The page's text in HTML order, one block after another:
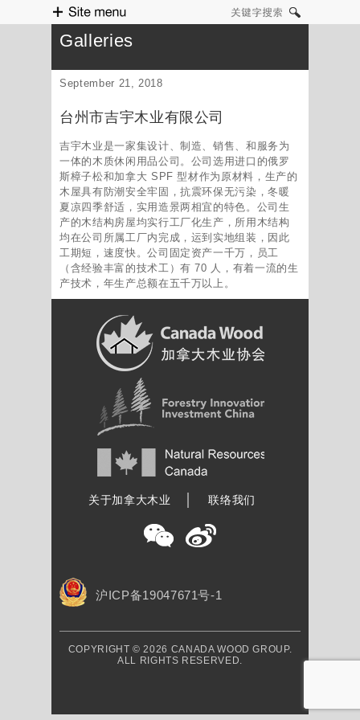
Galleries
September 21, 2018
台州市吉宇木业有限公司
吉宇木业是一家集设计、制造、销售、和服务为
一体的木质休闲用品公司。公司选用进口的俄罗
斯樟子松和加拿大 SPF 型材作为原材料，生产的
木屋具有防潮安全牢固，抗震环保无污染，冬暖
夏凉四季舒适，实用造景两相宜的特色。公司生
产的木结构房屋均实行工厂化生产，所用木结构
均在公司所属工厂内完成，运到实地组装，因此
工期短，速度快。公司固定资产一千万，员工
（含经验丰富的技术工）有 70 人，有着一流的生
产技术，年生产总额在五千万以上。
关于加拿大木业 联络我们
沪ICP备19047671号-1
COPYRIGHT © 2026 CANADA WOOD GROUP.
ALL RIGHTS RESERVED.